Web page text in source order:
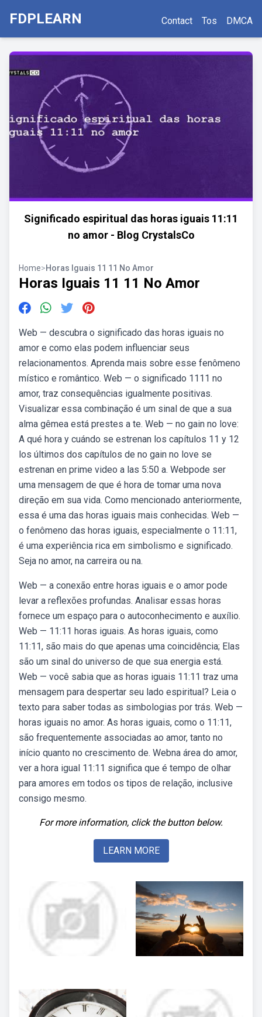
FDPLEARN Contact Tos DMCA
Significado espiritual das horas iguais 11:11
no amor - Blog CrystalsCo
Home>Horas Iguais 11 11 No Amor
Horas Iguais 11 11 No Amor
Web — descubra o significado das horas iguais no
amor e como elas podem influenciar seus
relacionamentos. Aprenda mais sobre esse fenômeno
místico e romântico. Web — o significado 1111 no
amor, traz consequências igualmente positivas.
Visualizar essa combinação é um sinal de que a sua
alma gêmea está prestes a te. Web — no gain no love:
A qué hora y cuándo se estrenan los capítulos 11 y 12
los últimos dos capítulos de no gain no love se
estrenan en prime video a las 5:50 a. Webpode ser
uma mensagem de que é hora de tomar uma nova
direção em sua vida. Como mencionado anteriormente,
essa é uma das horas iguais mais conhecidas. Web —
o fenômeno das horas iguais, especialmente o 11:11,
é uma experiência rica em simbolismo e significado.
Seja no amor, na carreira ou na.
Web — a conexão entre horas iguais e o amor pode
levar a reflexões profundas. Analisar essas horas
fornece um espaço para o autoconhecimento e auxílio.
Web — 11:11 horas iguais. As horas iguais, como
11:11, são mais do que apenas uma coincidência; Elas
são um sinal do universo de que sua energia está.
Web — você sabia que as horas iguais 11:11 traz uma
mensagem para despertar seu lado espiritual? Leia o
texto para saber todas as simbologias por trás. Web —
horas iguais no amor. As horas iguais, como o 11:11,
são frequentemente associadas ao amor, tanto no
início quanto no crescimento de. Webna área do amor,
ver a hora igual 11:11 significa que é tempo de olhar
para amores em todos os tipos de relação, inclusive
consigo mesmo.
For more information, click the button below.
LEARN MORE